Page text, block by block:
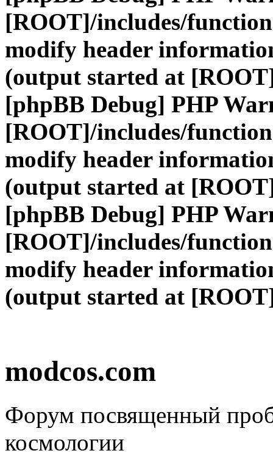
[ROOT]/includes/
modify header
(output started at
[phpBB Debug] PHP
[ROOT]/includes/
modify header
(output started at
[phpBB Debug] PHP
[ROOT]/includes/
modify header
(output started at
modcos.com
Форум посвященный
космологии